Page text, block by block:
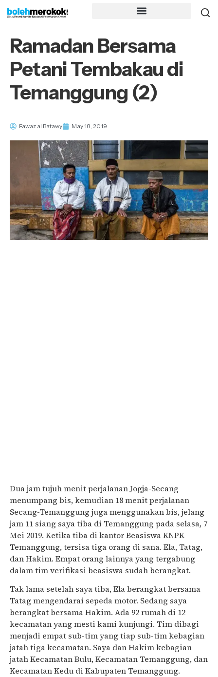
Ramadan Bersama
Petani Tembakau di
Temanggung (2)
Fawaz al Batawy May 18, 2019
Dua jam tujuh menit perjalanan Jogja-Secang
menumpang bis, kemudian 18 menit perjalanan
Secang-Temanggung juga menggunakan bis, jelang
jam 11 siang saya tiba di Temanggung pada selasa, 7
Mei 2019. Ketika tiba di kantor Beasiswa KNPK
Temanggung, tersisa tiga orang di sana. Ela, Tatag,
dan Hakim. Empat orang lainnya yang tergabung
dalam tim verifikasi beasiswa sudah berangkat.
Tak lama setelah saya tiba, Ela berangkat bersama
Tatag mengendarai sepeda motor. Sedang saya
berangkat bersama Hakim. Ada 92 rumah di 12
kecamatan yang mesti kami kunjungi. Tim dibagi
menjadi empat sub-tim yang tiap sub-tim kebagian
jatah tiga kecamatan. Saya dan Hakim kebagian
jatah Kecamatan Bulu, Kecamatan Temanggung, dan
Kecamatan Kedu di Kabupaten Temanggung.